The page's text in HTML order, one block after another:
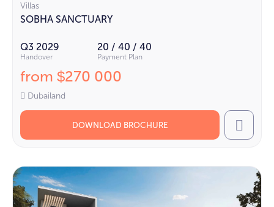
Villas
SOBHA SANCTUARY
Q3 2029
Handover
20 / 40 / 40
Payment Plan
from $270 000
Dubailand
DOWNLOAD BROCHURE Call